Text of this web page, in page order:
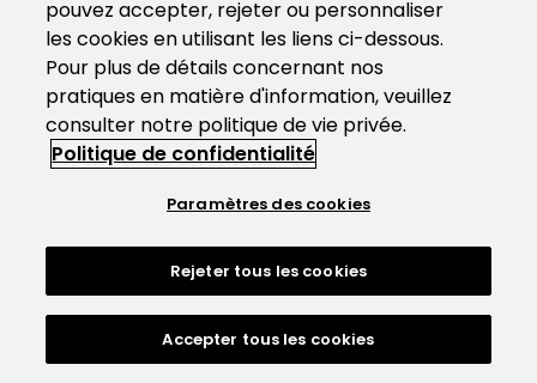
pouvez accepter, rejeter ou personnaliser
les cookies en utilisant les liens ci-dessous.
Pour plus de détails concernant nos
pratiques en matière d'information, veuillez
consulter notre politique de vie privée.
Politique de confidentialité
Paramètres des cookies
Rejeter tous les cookies
Accepter tous les cookies